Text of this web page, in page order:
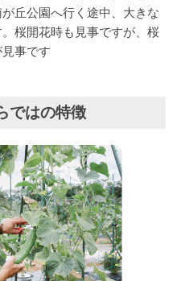
丘公園へ行く途中、大きな
桜開花時も見事ですが、桜
事です
ではの特徴